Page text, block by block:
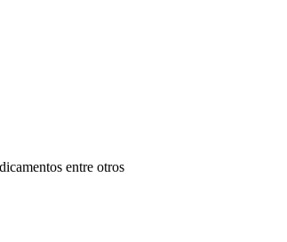
entre otros